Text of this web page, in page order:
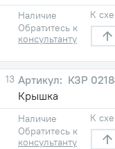
Наличие
Обратитесь к
консультанту
К
13
КЗР
Крышка
Наличие
Обратитесь к
консультанту
К